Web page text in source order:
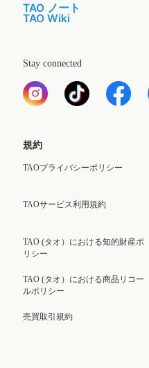
TAO ノート
TAO Wiki
Stay connected
規約
TAOプライバシーポリシー
TAOサービス利用規約
TAO (タオ）における知的財産ポ
リシー
TAO (タオ）における商品リコー
ルポリシー
売買取引規約